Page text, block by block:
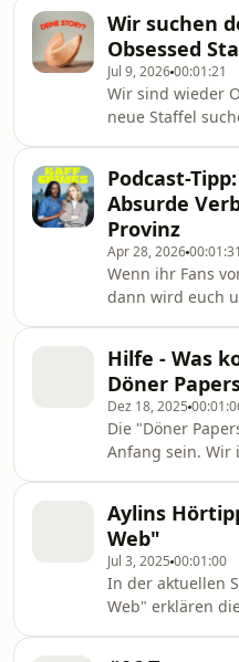
Wir suchen
Obsessed
Jul 9, 202600:01:21
Wir sind wieder
neue Staffel
eurem Keks
besonderes für
vielleicht auch
Wir freuen uns
kleinen
einfach eine Mail
Wir freuen uns!
Podcast-
Absurde
Provinz
Apr 28, 202600:01:31
Wenn ihr Fans
dann wird euch
und Katjana
Geschichten, die
Land gibt: Wie
wirklich crazy
Bankräuber aus
der 15 Jahre
Banken
Hilfe - Was
Döner
Dez 18, 2025
Die "Döner
Anfang sein. Wir
noch so kleinen
euch nachgehen
ein ungelöstes
loslasst?
an
Obsessed Team
Aylins
Web"
Jul 3, 2025 00:01:00
In der aktuellen
Web" erklären